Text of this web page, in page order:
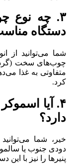
۳. چه نوع
دستگاه
شما می‌توانید از
چوب‌های سخت
متفاوتی به غذا
کرد.
۴. آیا
دارد؟
خیر، شما
دودی جنوب یا
پنیرها را نیز با این